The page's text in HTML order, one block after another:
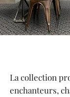
La collection
enchanteurs,